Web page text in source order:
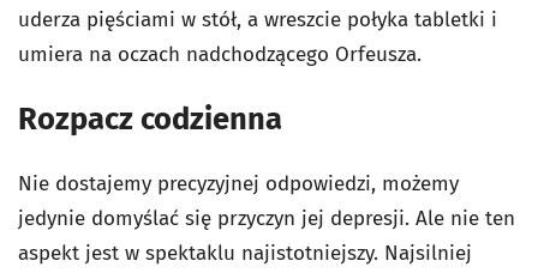
uderza pięściami w stół, a wreszcie połyka tabletki i
umiera na oczach nadchodzącego Orfeusza.
Rozpacz codzienna
Nie dostajemy precyzyjnej odpowiedzi, możemy
jedynie domyślać się przyczyn jej depresji. Ale nie ten
aspekt jest w spektaklu najistotniejszy. Najsilniej